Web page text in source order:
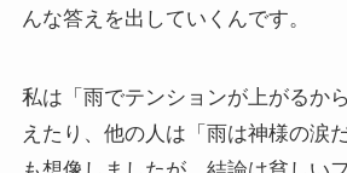
んな答えを出していくんです。
私は「雨でテンションが上がるか
えたり、他の人は「雨は神様の涙